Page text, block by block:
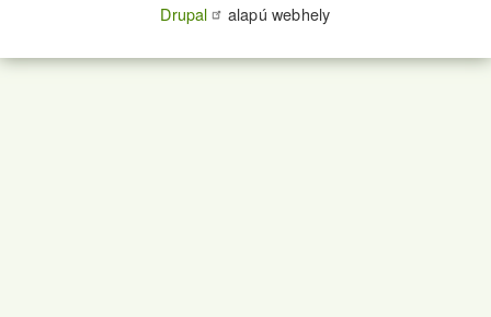
Drupal alapú webhely